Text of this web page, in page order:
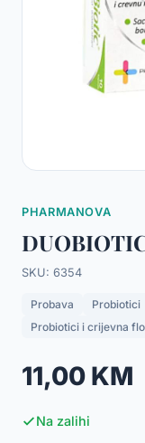
PHARMANOVA
SKU: 6354
Probava Probiotici
Probiotici i crijevna
11,00 KM
Na zalihi